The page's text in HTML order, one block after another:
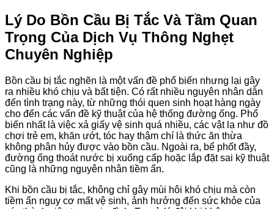
Lý Do Bồn Cầu Bị Tắc Và Tầm Quan
Trọng Của Dịch Vụ Thông Nghẹt
Chuyên Nghiệp
Bồn cầu bị tắc nghẽn là một vấn đề phổ biến nhưng lại gây
ra nhiều khó chịu và bất tiện. Có rất nhiều nguyên nhân dẫn
đến tình trạng này, từ những thói quen sinh hoạt hàng ngày
cho đến các vấn đề kỹ thuật của hệ thống đường ống. Phổ
biến nhất là việc xả giấy vệ sinh quá nhiều, các vật lạ như đồ
chơi trẻ em, khăn ướt, tóc hay thậm chí là thức ăn thừa
không phân hủy được vào bồn cầu. Ngoài ra, bể phốt đầy,
đường ống thoát nước bị xuống cấp hoặc lắp đặt sai kỹ thuật
cũng là những nguyên nhân tiềm ẩn.
Khi bồn cầu bị tắc, không chỉ gây mùi hôi khó chịu mà còn
tiềm ẩn nguy cơ mất vệ sinh, ảnh hưởng đến sức khỏe của